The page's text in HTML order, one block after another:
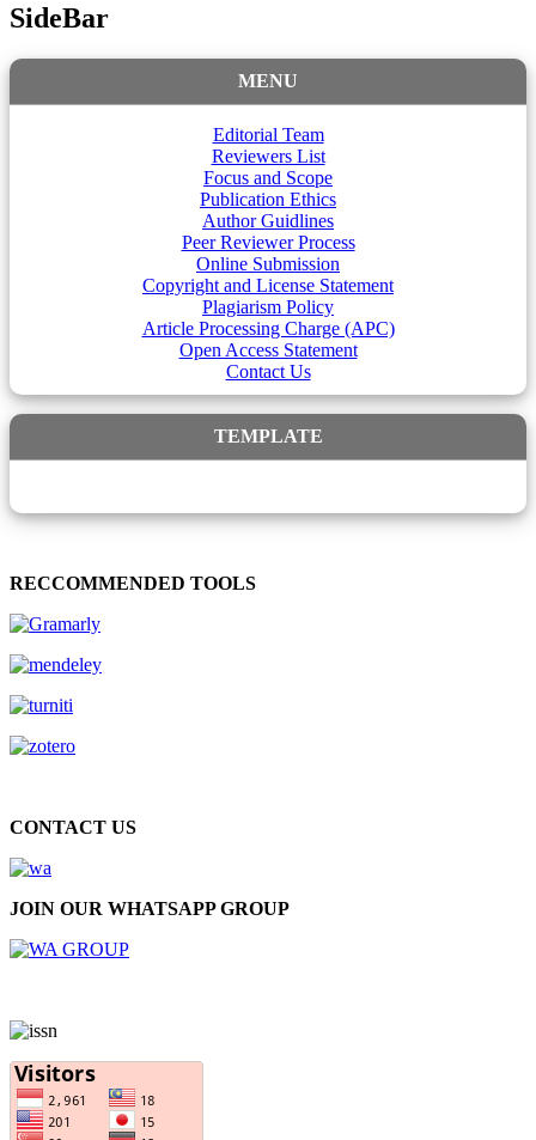
SideBar
MENU
Editorial Team
Reviewers List
Focus and Scope
Publication Ethics
Author Guidlines
Peer Reviewer Process
Online Submission
Copyright and License Statement
Plagiarism Policy
Article Processing Charge (APC)
Open Access Statement
Contact Us
TEMPLATE
RECCOMMENDED TOOLS
CONTACT US
JOIN OUR WHATSAPP GROUP